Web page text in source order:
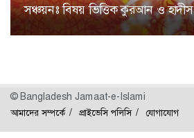
সঞ্চয়নঃ বিষয় ভিত্তিক কুরআন ও হাদীস
© Bangladesh Jamaat-e-Islami
আমাদের সম্পর্কে প্রাইভেসি পলিসি যোগাযোগ